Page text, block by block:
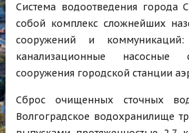
HAWLE
Система водоотведения города
собой комплекс сложнейших
сооружений и коммуникаций:
канализационные насосные
сооружения городской станции
Сброс очищенных сточных
Волгоградское водохранилище